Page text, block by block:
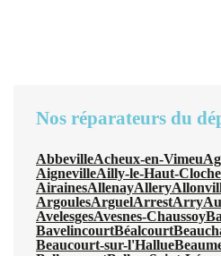
Nos réparateurs du
AbbevilleAcheux-en-Vimeu
AignevilleAilly-le-Haut-
AirainesAllenayAllery
ArgoulesArguelArrestArry
AvelesgesAvesnes-Chaussoy
BavelincourtBéalcourt
Beaucourt-sur-l'Hallue